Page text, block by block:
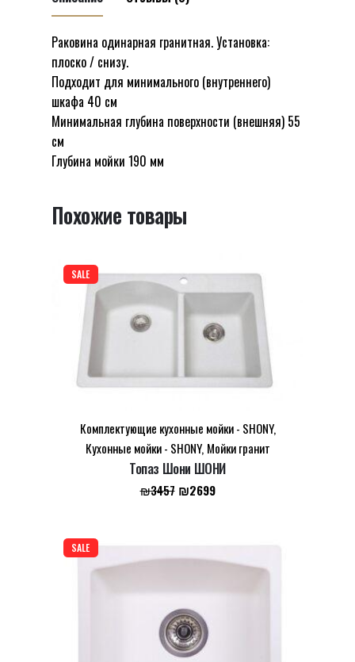
CARRE
SHONY
Раковина одинарная гранитная. Установка:
плоско / снизу.
Подходит для минимального (внутреннего)
шкафа 40 см
Минимальная глубина поверхности (внешняя) 55
см
Глубина мойки 190 мм
Отзывов пока нет.
Будьте первым, кто оставил отзыв на
“ОДИНОЧНАЯ ГРАНИТНАЯ РАКОВИНА
CARRE SHONY”
Ваш адрес email не будет опубликован.
Обязательные поля помечены
Оцените этот товар:
LEAVE A REPLY
Name*
браузере для последующих моих комментариев.
Похожие товары
SALE
Комплектующие кухонные мойки - SHONY,
Кухонные мойки - SHONY, Мойки гранит
Топаз Шони ШОНИ
₪3457 Первоначальная
₪2699Текущая
SALE